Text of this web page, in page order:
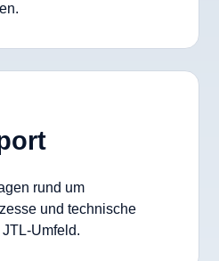
rund um
und technische
Umfeld.